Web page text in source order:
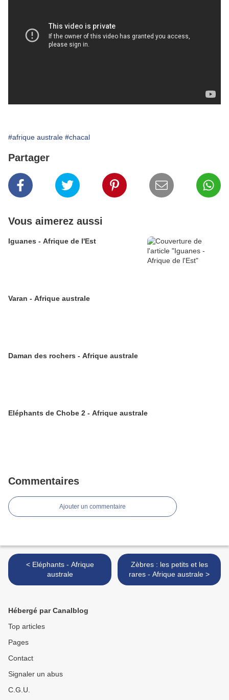
#afrique australe #chacal
Partager
Vous aimerez aussi
Iguanes - Afrique de l'Est
Varan - Afrique australe
Daman des rochers - Afrique australe
Eléphants de Chobe 2 - Afrique australe
Commentaires
Ajouter un commentaire
< Eléphants - Afrique
australe
Zèbres : les petits et les
rares - Afrique australe >
Hébergé par Canalblog
Top articles
Pages
Contact
Signaler un abus
C.G.U.